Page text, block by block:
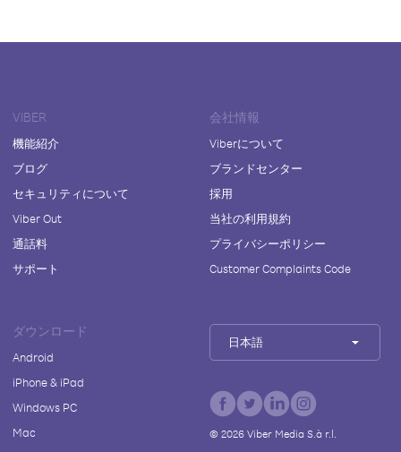
VIBER
機能紹介
ブログ
セキュリティについて
Viber Out
通話料
サポート
会社情報
Viberについて
ブランドセンター
採用
当社の利用規約
プライバシーポリシー
Customer Complaints Code
ダウンロード
Android
iPhone & iPad
Windows PC
Mac
日本語
© 2026Viber Media S.à r.l.